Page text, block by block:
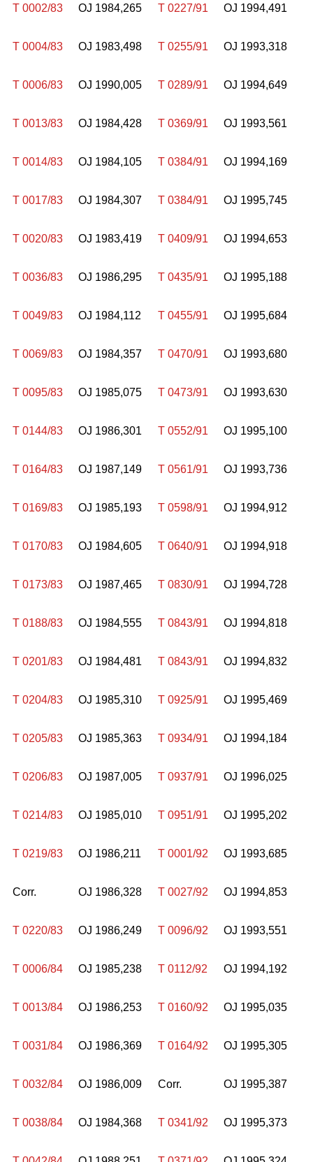
T 0002/83 OJ 1984,265 T 0227/91 OJ 1994,491
T 0004/83 OJ 1983,498 T 0255/91 OJ 1993,318
T 0006/83 OJ 1990,005 T 0289/91 OJ 1994,649
T 0013/83 OJ 1984,428 T 0369/91 OJ 1993,561
T 0014/83 OJ 1984,105 T 0384/91 OJ 1994,169
T 0017/83 OJ 1984,307 T 0384/91 OJ 1995,745
T 0020/83 OJ 1983,419 T 0409/91 OJ 1994,653
T 0036/83 OJ 1986,295 T 0435/91 OJ 1995,188
T 0049/83 OJ 1984,112 T 0455/91 OJ 1995,684
T 0069/83 OJ 1984,357 T 0470/91 OJ 1993,680
T 0095/83 OJ 1985,075 T 0473/91 OJ 1993,630
T 0144/83 OJ 1986,301 T 0552/91 OJ 1995,100
T 0164/83 OJ 1987,149 T 0561/91 OJ 1993,736
T 0169/83 OJ 1985,193 T 0598/91 OJ 1994,912
T 0170/83 OJ 1984,605 T 0640/91 OJ 1994,918
T 0173/83 OJ 1987,465 T 0830/91 OJ 1994,728
T 0188/83 OJ 1984,555 T 0843/91 OJ 1994,818
T 0201/83 OJ 1984,481 T 0843/91 OJ 1994,832
T 0204/83 OJ 1985,310 T 0925/91 OJ 1995,469
T 0205/83 OJ 1985,363 T 0934/91 OJ 1994,184
T 0206/83 OJ 1987,005 T 0937/91 OJ 1996,025
T 0214/83 OJ 1985,010 T 0951/91 OJ 1995,202
T 0219/83 OJ 1986,211 T 0001/92 OJ 1993,685
Corr. OJ 1986,328 T 0027/92 OJ 1994,853
T 0220/83 OJ 1986,249 T 0096/92 OJ 1993,551
T 0006/84 OJ 1985,238 T 0112/92 OJ 1994,192
T 0013/84 OJ 1986,253 T 0160/92 OJ 1995,035
T 0031/84 OJ 1986,369 T 0164/92 OJ 1995,305
T 0032/84 OJ 1986,009 Corr. OJ 1995,387
T 0038/84 OJ 1984,368 T 0341/92 OJ 1995,373